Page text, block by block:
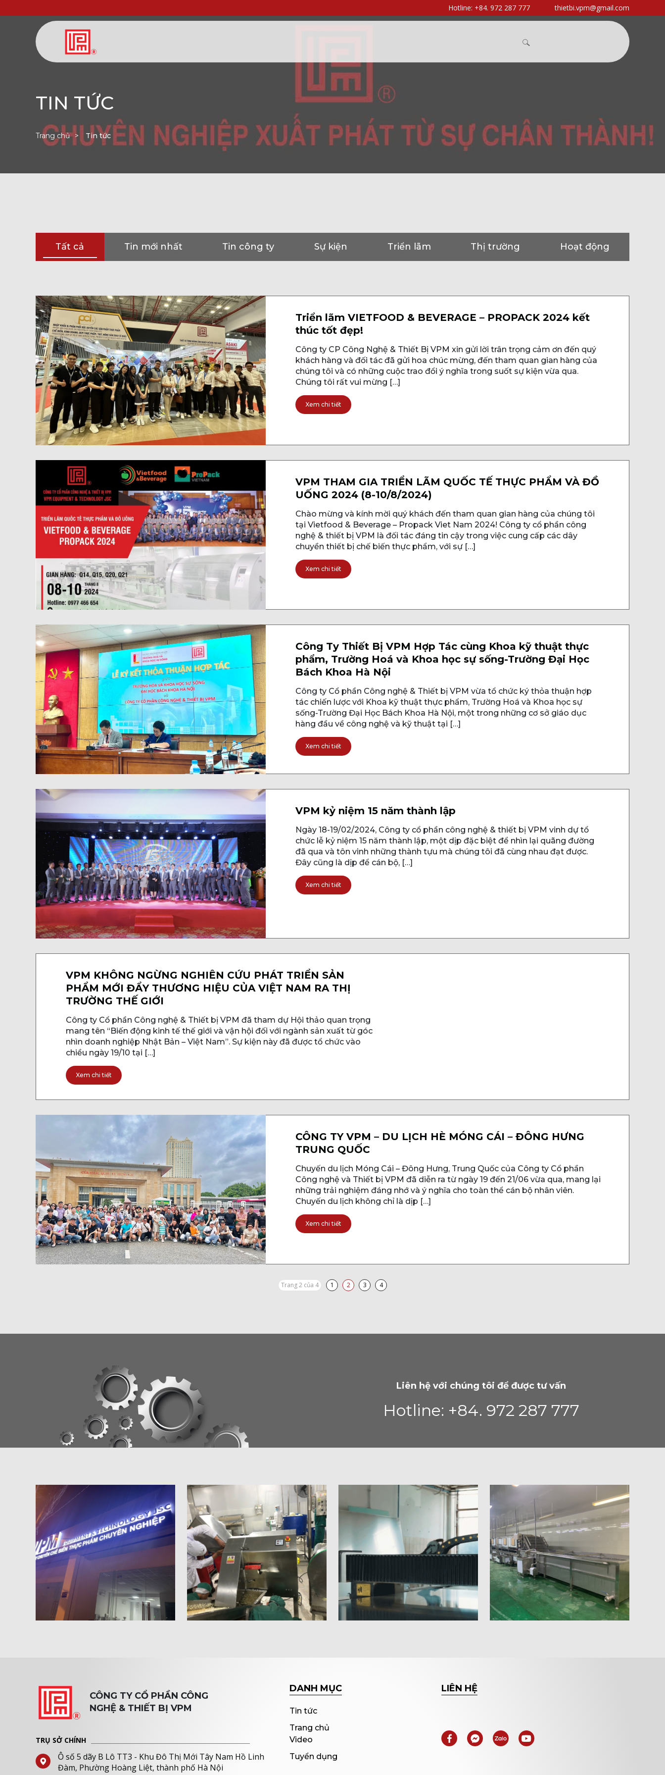
Hotline: +84. 972 287 777 thietbi.vpm@gmail.com
TIN TỨC
Trang chủ Tin tức
Tất cả Tin mới nhất Tin công ty Sự kiện Triển lãm Thị trường Hoạt động
Triển lãm VIETFOOD & BEVERAGE – PROPACK 2024 kết
thúc tốt đẹp!
Công ty CP Công Nghệ & Thiết Bị VPM xin gửi lời trân trọng cảm ơn đến quý
khách hàng và đối tác đã gửi hoa chúc mừng, đến tham quan gian hàng của
chúng tôi và có những cuộc trao đổi ý nghĩa trong suốt sự kiện vừa qua.
Chúng tôi rất vui mừng […]
Xem chi tiết
VPM THAM GIA TRIỂN LÃM QUỐC TẾ THỰC PHẨM VÀ ĐỒ
UỐNG 2024 (8-10/8/2024)
Chào mừng và kính mời quý khách đến tham quan gian hàng của chúng tôi
tại Vietfood & Beverage – Propack Viet Nam 2024! Công ty cổ phần công
nghệ & thiết bị VPM là đối tác đáng tin cậy trong việc cung cấp các dây
chuyền thiết bị chế biến thực phẩm, với sự […]
Xem chi tiết
Công Ty Thiết Bị VPM Hợp Tác cùng Khoa kỹ thuật thực
phẩm, Trường Hoá và Khoa học sự sống-Trường Đại Học
Bách Khoa Hà Nội
Công ty Cổ phần Công nghệ & Thiết bị VPM vừa tổ chức ký thỏa thuận hợp
tác chiến lược với Khoa kỹ thuật thực phẩm, Trường Hoá và Khoa học sự
sống-Trường Đại Học Bách Khoa Hà Nội, một trong những cơ sở giáo dục
hàng đầu về công nghệ và kỹ thuật tại […]
Xem chi tiết
VPM kỷ niệm 15 năm thành lập
Ngày 18-19/02/2024, Công ty cổ phần công nghệ & thiết bị VPM vinh dự tổ
chức lễ kỷ niệm 15 năm thành lập, một dịp đặc biệt để nhìn lại quãng đường
đã qua và tôn vinh những thành tựu mà chúng tôi đã cùng nhau đạt được.
Đây cũng là dịp để cán bộ, […]
Xem chi tiết
VPM KHÔNG NGỪNG NGHIÊN CỨU PHÁT TRIỂN SẢN
PHẨM MỚI ĐẨY THƯƠNG HIỆU CỦA VIỆT NAM RA THỊ
TRƯỜNG THẾ GIỚI
Công ty Cổ phần Công nghệ & Thiết bị VPM đã tham dự Hội thảo quan trọng
mang tên “Biến động kinh tế thế giới và vận hội đối với ngành sản xuất từ góc
nhìn doanh nghiệp Nhật Bản – Việt Nam”. Sự kiện này đã được tổ chức vào
chiều ngày 19/10 tại […]
Xem chi tiết
CÔNG TY VPM – DU LỊCH HÈ MÓNG CÁI – ĐÔNG HƯNG
TRUNG QUỐC
Chuyến du lịch Móng Cái – Đông Hưng, Trung Quốc của Công ty Cổ phần
Công nghệ và Thiết bị VPM đã diễn ra từ ngày 19 đến 21/06 vừa qua, mang lại
những trải nghiệm đáng nhớ và ý nghĩa cho toàn thể cán bộ nhân viên.
Chuyến du lịch không chỉ là dịp […]
Xem chi tiết
Trang 2 của 4 Trang
1 Trang hiện tại
2 Trang
3 Trang
4
Liên hệ với chúng tôi để được tư vấn
Hotline: +84. 972 287 777
CÔNG TY CỔ PHẦN CÔNG
NGHỆ & THIẾT BỊ VPM
TRỤ SỞ CHÍNH
Ô số 5 dãy B Lô TT3 - Khu Đô Thị Mới Tây Nam Hồ Linh
Đàm, Phường Hoàng Liệt, thành phố Hà Nội
DANH MỤC
Tin tức
Trang chủ
Video
Tuyển dụng
LIÊN HỆ